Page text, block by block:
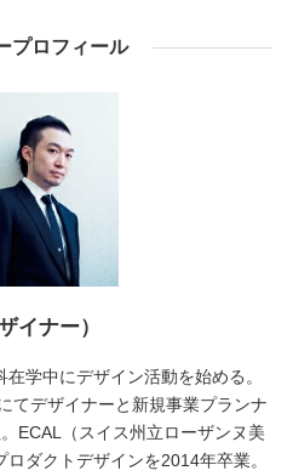
プロフィール
イナー）
学中にデザイン活動を始める。
てデザイナーと新規事業プランナ
ECAL（スイス州立ローザンヌ美
ダクトデザインを2014年卒業。